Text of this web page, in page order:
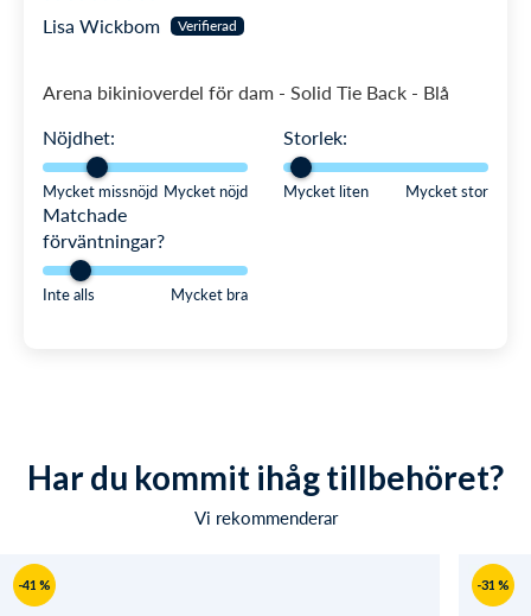
Lisa Wickbom
Arena bikinioverdel för dam - Solid Tie Back - Blå
Nöjdhet:
Mycket missnöjd Mycket nöjd
Storlek:
Mycket liten Mycket stor
Matchade
förväntningar?
Inte alls Mycket bra
Har du kommit ihåg tillbehöret?
Vi rekommenderar
-41 % -31 %